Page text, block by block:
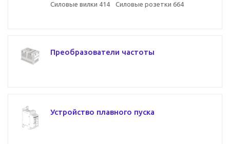
Силовые вилки 414 Силовые розетки 664
Преобразователи частоты
Устройство плавного пуска